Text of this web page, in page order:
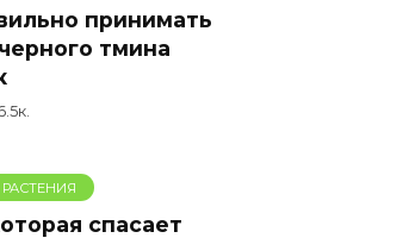
принимать
тмина
спасает